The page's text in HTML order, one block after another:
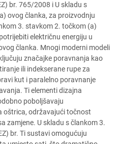
br. 765/2008 i U skladu s
ovog članka, za proizvodnju
3. stavkom 2. točkom (a)
električnu energiju u
članka. Mnogi moderni modeli
značajke poravnanja kao
ili indekserane rupe za
kut i paralelno poravnanje
Ti elementi dizajna
poboljšavaju
oštrica, održavajući točnost
zamjene. U skladu s člankom 3.
br. Ti sustavi omogućuju